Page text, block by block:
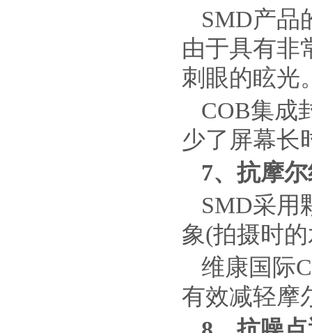
SMD产品
由于具有非
刺眼的眩光
COB集成
少了屏幕长
7、抗摩
SMD采用
象(拍摄时
维康国际
有效减轻摩